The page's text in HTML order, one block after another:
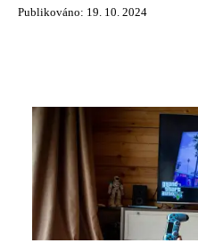
Publikováno: 19. 10. 2024